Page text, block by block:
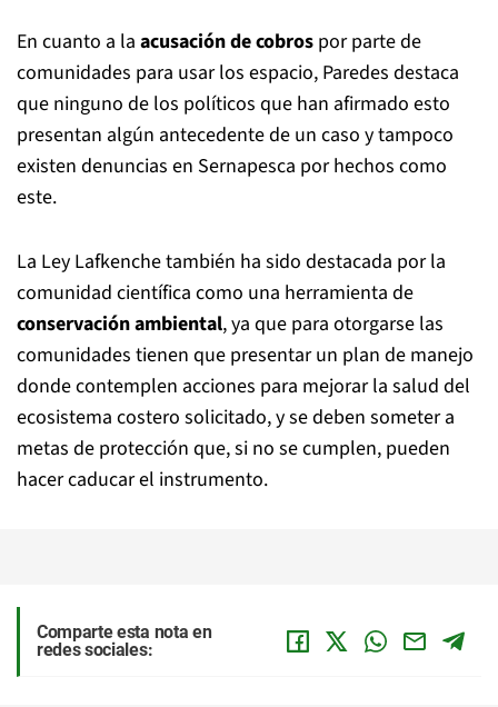
En cuanto a la acusación de cobros por parte de
comunidades para usar los espacio, Paredes destaca
que ninguno de los políticos que han afirmado esto
presentan algún antecedente de un caso y tampoco
existen denuncias en Sernapesca por hechos como
este.
La Ley Lafkenche también ha sido destacada por la
comunidad científica como una herramienta de
conservación ambiental, ya que para otorgarse las
comunidades tienen que presentar un plan de manejo
donde contemplen acciones para mejorar la salud del
ecosistema costero solicitado, y se deben someter a
metas de protección que, si no se cumplen, pueden
hacer caducar el instrumento.
Comparte esta nota en
redes sociales: